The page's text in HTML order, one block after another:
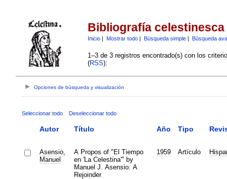
Bibliografía celestinesca
Inicio| Mostrar todo| Búsqueda simple| Búsqueda
1–3 de 3 registros encontrado(s) con los
(RSS):
Opciones de búsqueda y visualización
Seleccionar todo Deseleccionar todo
Autor Título Año Tipo
Asensio,
Manuel
A Propos of "El Tiempo
en 'La Celestina'" by
Manuel J. Asensio: A
Rejoinder
1959 Artículo